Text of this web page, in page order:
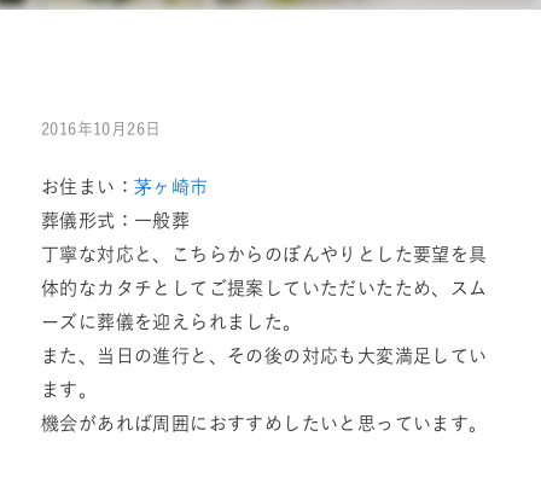
2016年10月26日
お住まい： 茅ヶ崎市
葬儀形式：一般葬
丁寧な対応と、こちらからのぼんやりとした要望を具
体的なカタチとしてご提案していただいたため、スム
ーズに葬儀を迎えられました。
また、当日の進行と、その後の対応も大変満足してい
ます。
機会があれば周囲におすすめしたいと思っています。